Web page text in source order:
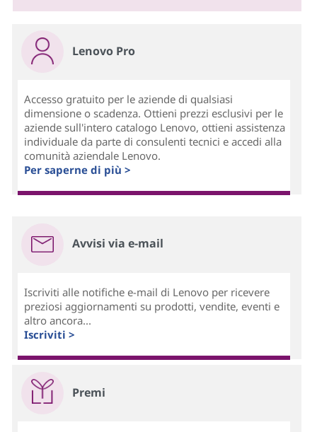
Lenovo Pro
Accesso gratuito per le aziende di qualsiasi
dimensione o scadenza. Ottieni prezzi esclusivi per le
aziende sull'intero catalogo Lenovo, ottieni assistenza
individuale da parte di consulenti tecnici e accedi alla
comunità aziendale Lenovo.
Per saperne di più >
Avvisi via e-mail
Iscriviti alle notifiche e-mail di Lenovo per ricevere
preziosi aggiornamenti su prodotti, vendite, eventi e
altro ancora...
Iscriviti >
Premi